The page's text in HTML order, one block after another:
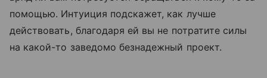
помощью. Интуиция подскажет, как лучше
действовать, благодаря ей вы не потратите силы
на какой-то заведомо безнадежный проект.